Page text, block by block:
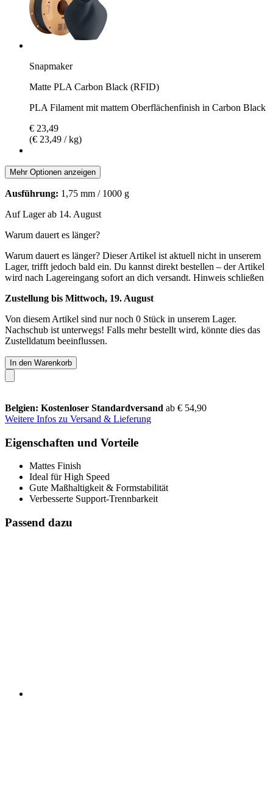
Snapmaker
Matte PLA Carbon Black (RFID)
PLA Filament mit mattem Oberflächenfinish in Carbon Black
€ 23,49
(€ 23,49 / kg)
Mehr Optionen anzeigen
Ausführung: 1,75 mm / 1000 g
Auf Lager ab 14. August
Warum dauert es länger?
Warum dauert es länger? Dieser Artikel ist aktuell nicht in unserem
Lager, trifft jedoch bald ein. Du kannst direkt bestellen – der Artikel
wird nach Lagereingang sofort an dich versandt. Hinweis schließen
Zustellung bis Mittwoch, 19. August
Von diesem Artikel sind nur noch 0 Stück in unserem Lager.
Nachschub ist unterwegs! Falls mehr bestellt wird, könnte dies das
Zustelldatum beeinflussen.
In den Warenkorb
Belgien: Kostenloser Standardversand ab € 54,90
Weitere Infos zu Versand & Lieferung
Eigenschaften und Vorteile
Mattes Finish
Ideal für High Speed
Gute Maßhaltigkeit & Formstabilität
Verbesserte Support-Trennbarkeit
Passend dazu